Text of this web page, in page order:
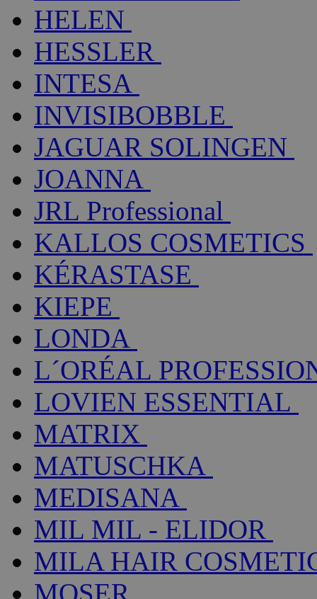
HELEN
HESSLER
INTESA
INVISIBOBBLE
JAGUAR SOLINGEN
JOANNA
JRL Professional
KALLOS COSMETICS
KÉRASTASE
KIEPE
LONDA
L´ORÉAL
LOVIEN ESSENTIAL
MATRIX
MATUSCHKA
MEDISANA
MIL MIL - ELIDOR
MILA HAIR
MOSER